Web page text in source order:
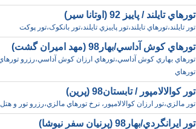
تورهاي تايلند / پاييز 92 (اوتانا سير)
تور تايلند،تورهاي تايلند،تور پاييزي تايلند،تور بانکوک،تور پوکت
تورهاي کوش آداسي/بهار98 (مهد اميران گشت)
تورهاي
تور کوالالامپور / تابستان98 (پرين)
تور مالزي،تور ارزان کوالالامپور، نرخ تورهاي مالزي،رزرو تور و هتل
تور ايرانگردي/بهار98 (پرنيان سفر نيوشا)